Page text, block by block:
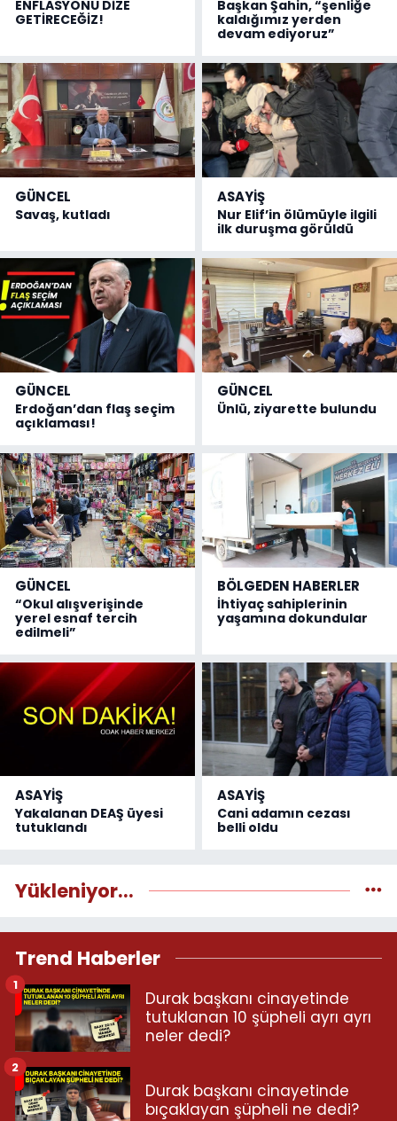
ENFLASYONU DİZE
GETİRECEĞİZ!
Başkan Şahin, “şenliğe
kaldığımız yerden
devam ediyoruz”
GÜNCEL
Savaş, kutladı
ASAYİŞ
Nur Elif’in ölümüyle ilgili
ilk duruşma görüldü
GÜNCEL
Erdoğan’dan flaş seçim
açıklaması!
GÜNCEL
Ünlü, ziyarette bulundu
GÜNCEL
“Okul alışverişinde
yerel esnaf tercih
edilmeli”
BÖLGEDEN HABERLER
İhtiyaç sahiplerinin
yaşamına dokundular
ASAYİŞ
Yakalanan DEAŞ üyesi
tutuklandı
ASAYİŞ
Cani adamın cezası
belli oldu
Yükleniyor...
Trend Haberler
Durak başkanı cinayetinde
tutuklanan 10 şüpheli ayrı ayrı
neler dedi?
1
Durak başkanı cinayetinde
bıçaklayan şüpheli ne dedi?
2